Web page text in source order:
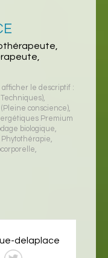
le descriptif :
Techniques),
conscience),
Premium
biologique,
Phytothérapie,
,
delaplace